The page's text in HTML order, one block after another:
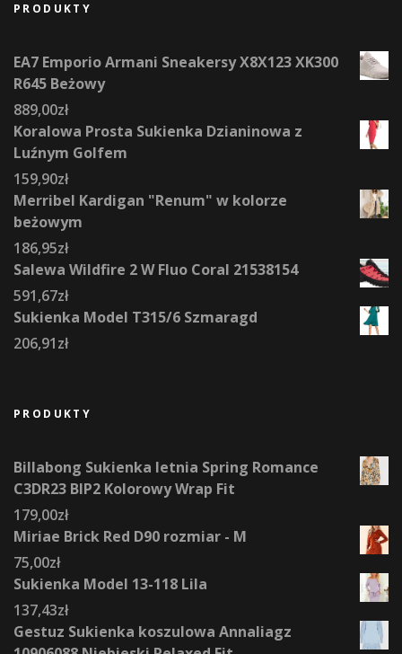
PRODUKTY
EA7 Emporio Armani Sneakersy X8X123 XK300
R645 Beżowy
889,00zł
Koralowa Prosta Sukienka Dzianinowa z
Luźnym Golfem
159,90zł
Merribel Kardigan "Renum" w kolorze
beżowym
186,95zł
Salewa Wildfire 2 W Fluo Coral 21538154
591,67zł
Sukienka Model T315/6 Szmaragd
206,91zł
PRODUKTY
Billabong Sukienka letnia Spring Romance
C3DR23 BIP2 Kolorowy Wrap Fit
179,00zł
Miriae Brick Red D90 rozmiar - M
75,00zł
Sukienka Model 13-118 Lila
137,43zł
Gestuz Sukienka koszulowa Annaliagz